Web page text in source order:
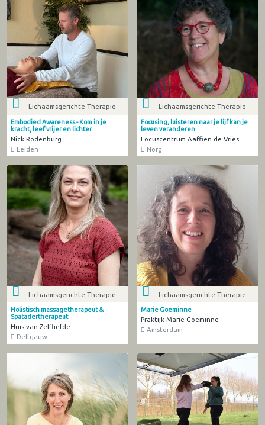
Lichaamsgerichte Therapie
Embodied Awareness - Kom in je
kracht, leef vrijer en lichter
Nick Rodenburg
Leiden
Lichaamsgerichte Therapie
Focusing, luisteren naar je lijf kan je
leven veranderen
Focuscentrum Aaffien de Vries
Norg
Lichaamsgerichte Therapie
Holistisch massagetherapeut &
Spatadertherapeut
Huis van Zelfliefde
Delfgauw
Lichaamsgerichte Therapie
Marie Goeminne
Praktijk Marie Goeminne
Amsterdam